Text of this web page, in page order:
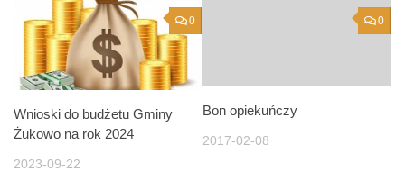
0
Wnioski do budżetu Gminy
Żukowo na rok 2024
2023-09-22
0
Bon opiekuńczy
2017-02-08